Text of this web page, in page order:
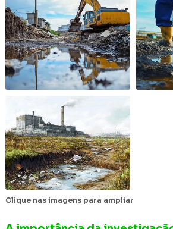
Clique nas imagens para ampliar